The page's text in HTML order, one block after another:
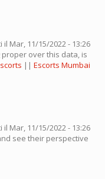
il Mar, 11/15/2022 - 13:26
over this data, is
|| Escorts Mumbai
il Mar, 11/15/2022 - 13:26
see their perspective